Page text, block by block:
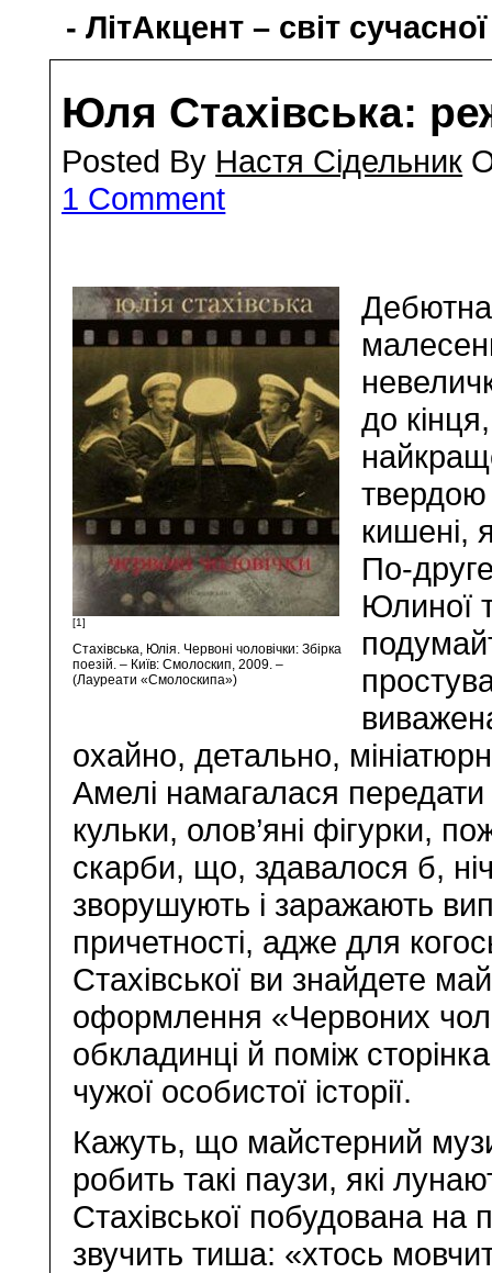
- ЛітАкцент – світ
Юля Стахівська:
Posted By Настя Сідельник
1 Comment
[1]
Стахівська, Юлія. Червоні чоловічки: Збірка
поезій. – Київ: Смолоскип, 2009. –
(Лауреати «Смолоскипа»)
Дебютна
до
твердою
кишені,
По-
Юлиної
охайно, детально,
Амелі намагалася передати
кульки, олов’яні фігурки,
скарби, що, здавалося б,
зворушують і заражають
причетності, адже для
Стахівської ви знайдете
оформлення «Червоних
обкладинці й поміж
чужої особистої історії.
Кажуть, що майстерний
робить такі паузи, які
Стахівської побудована на
звучить тиша: «хтось